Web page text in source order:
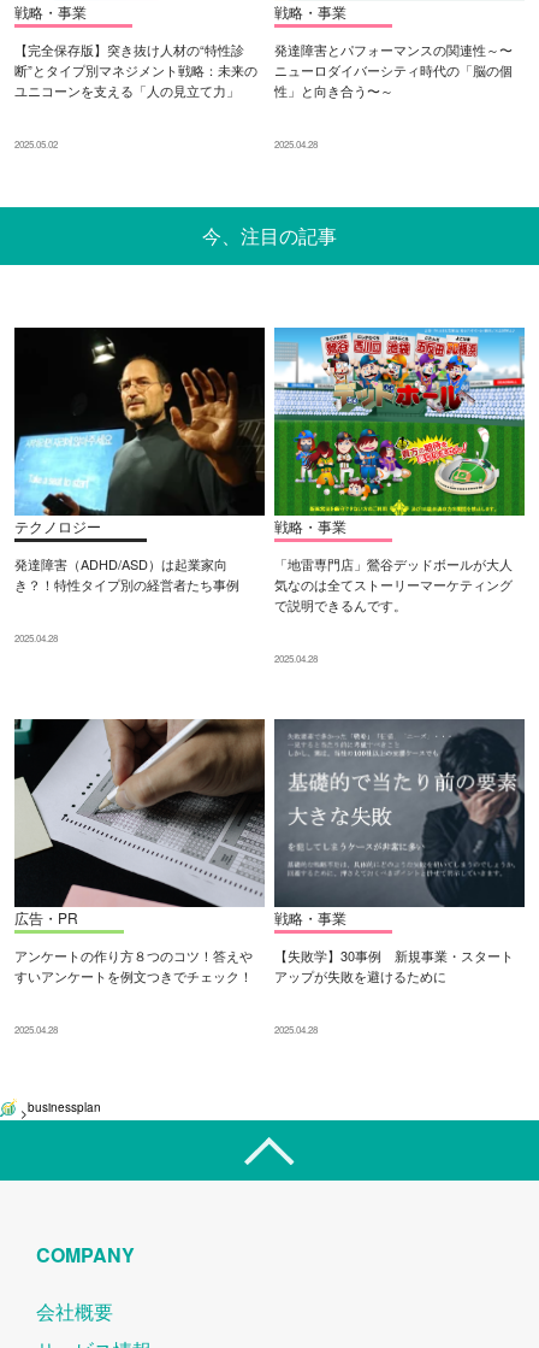
戦略・事業
【完全保存版】突き抜け人材の“特性診
断”とタイプ別マネジメント戦略：未来の
ユニコーンを支える「人の見立て力」
2025.05.02
戦略・事業
発達障害とパフォーマンスの関連性～〜
ニューロダイバーシティ時代の「脳の個
性」と向き合う〜～
2025.04.28
今、注目の記事
テクノロジー
発達障害（ADHD/ASD）は起業家向
き？！特性タイプ別の経営者たち事例
2025.04.28
戦略・事業
「地雷専門店」鶯谷デッドボールが大人
気なのは全てストーリーマーケティング
で説明できるんです。
2025.04.28
広告・PR
アンケートの作り方８つのコツ！答えや
すいアンケートを例文つきでチェック！
2025.04.28
戦略・事業
【失敗学】30事例 新規事業・スタート
アップが失敗を避けるために
2025.04.28
>businessplan
COMPANY
会社概要